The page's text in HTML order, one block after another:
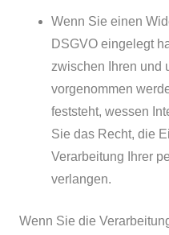
Wenn Sie einen
DSGVO eingelegt
zwischen Ihren und
vorgenommen
feststeht, wessen
Sie das Recht, die
Verarbeitung Ihrer
verlangen.
Wenn Sie die